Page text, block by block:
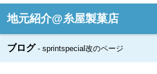
地元紹介@糸屋製菓店
ブログ sprintspecial改のページ